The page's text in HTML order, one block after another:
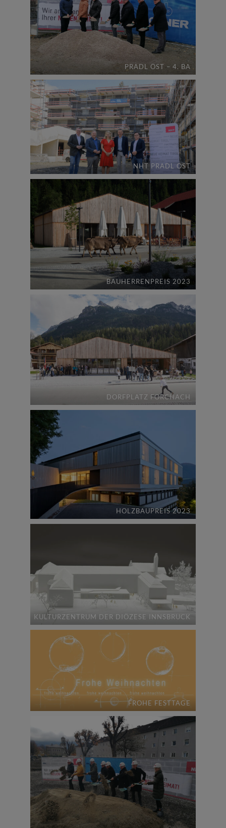
PRADL OST – 4. BA
NHT PRADL OST
BAUHERRENPREIS 2023
DORFPLATZ FORCHACH
HOLZBAUPREIS 2023
KULTURZENTRUM DER DIÖZESE INNSBRUCK
FROHE FESTTAGE